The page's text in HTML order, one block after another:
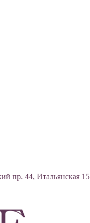
пр. 44, Итальянская 15